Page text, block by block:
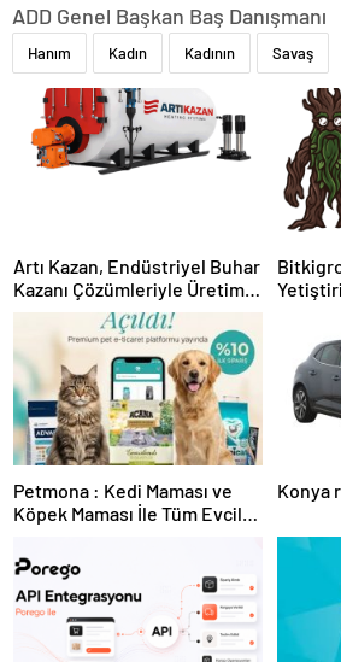
ADD Genel Başkan Baş Danışmanı
Hanım Kadın Kadının Savaş
Artı Kazan, Endüstriyel Buhar
Kazanı Çözümleriyle Üretim
Tesislerine Verimli Sistemler
Sunuyor
Petmona : Kedi Maması ve
Köpek Maması İle Tüm Evcil
Konya